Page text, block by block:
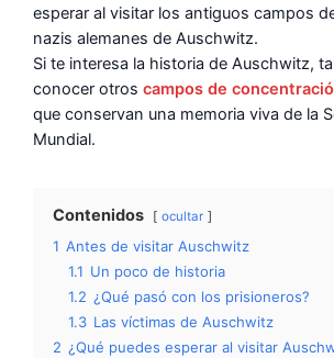
esperar al visitar los antiguos campos
nazis alemanes de Auschwitz.
Si te interesa la historia de Auschwitz,
conocer otros campos de
que conservan una memoria viva de la
Mundial.
Contenidos ocultar
1 Antes de visitar Auschwitz
1.1 Un poco de historia
1.2 ¿Qué pasó con los prisioneros?
1.3 Las víctimas de Auschwitz
2 ¿Qué puedes esperar al visitar